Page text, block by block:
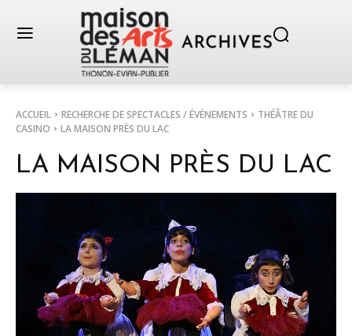
ACCUEIL RECHERCHE DE SPECTACLES / ÉVÉNEMENTS
THÉÂTRE DU
CASINO
LA MAISON PRÈS DU LAC
LA MAISON PRÈS DU LAC